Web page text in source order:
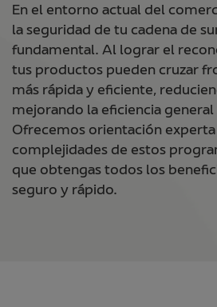
En el entorno actual del
la seguridad de tu cadena de
fundamental. Al lograr el
tus productos pueden cruzar
más rápida y eficiente,
mejorando la eficiencia
Ofrecemos orientación
complejidades de estos
que obtengas todos los
seguro y rápido.